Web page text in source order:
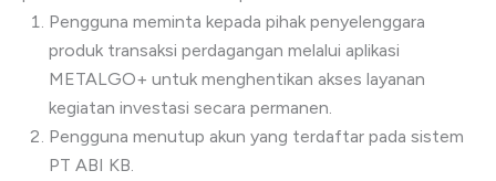
Pengguna meminta kepada pihak penyelenggara
produk transaksi perdagangan melalui aplikasi
METALGO+ untuk menghentikan akses layanan
kegiatan investasi secara permanen.
Pengguna menutup akun yang terdaftar pada sistem
PT ABI KB.